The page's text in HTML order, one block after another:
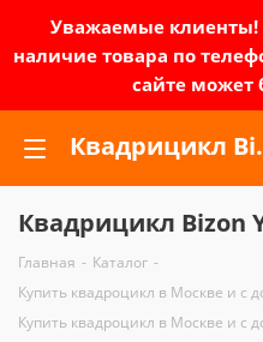
Уважаемые клиенты!
наличие товара по
сайте может
Квадрицикл Bizon
Главная - Каталог -
Купить квадроцикл в Москве и с
Купить квадроцикл в Москве и с